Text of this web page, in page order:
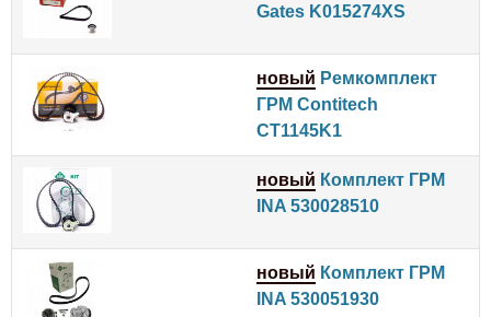
Gates K015274XS
новый Ремкомплект
ГРМ Contitech
CT1145K1
новый Комплект ГРМ
INA 530028510
новый Комплект ГРМ
INA 530051930